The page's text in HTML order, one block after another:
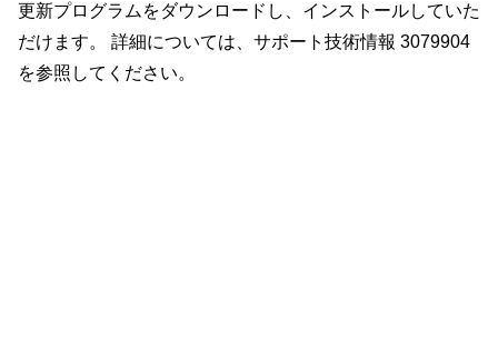
更新プログラムをダウンロードし、インストールしていた
だけます。 詳細については、サポート技術情報 3079904
を参照してください。